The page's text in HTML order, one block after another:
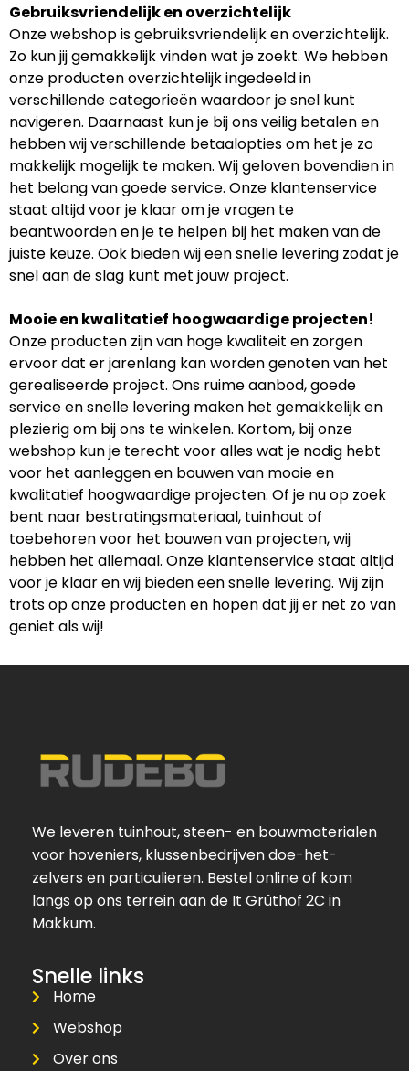
Gebruiksvriendelijk en overzichtelijk
Onze webshop is gebruiksvriendelijk en overzichtelijk.
Zo kun jij gemakkelijk vinden wat je zoekt. We hebben
onze producten overzichtelijk ingedeeld in
verschillende categorieën waardoor je snel kunt
navigeren. Daarnaast kun je bij ons veilig betalen en
hebben wij verschillende betaalopties om het je zo
makkelijk mogelijk te maken. Wij geloven bovendien in
het belang van goede service. Onze klantenservice
staat altijd voor je klaar om je vragen te
beantwoorden en je te helpen bij het maken van de
juiste keuze. Ook bieden wij een snelle levering zodat je
snel aan de slag kunt met jouw project.
Mooie en kwalitatief hoogwaardige projecten!
Onze producten zijn van hoge kwaliteit en zorgen
ervoor dat er jarenlang kan worden genoten van het
gerealiseerde project. Ons ruime aanbod, goede
service en snelle levering maken het gemakkelijk en
plezierig om bij ons te winkelen. Kortom, bij onze
webshop kun je terecht voor alles wat je nodig hebt
voor het aanleggen en bouwen van mooie en
kwalitatief hoogwaardige projecten. Of je nu op zoek
bent naar bestratingsmateriaal, tuinhout of
toebehoren voor het bouwen van projecten, wij
hebben het allemaal. Onze klantenservice staat altijd
voor je klaar en wij bieden een snelle levering. Wij zijn
trots op onze producten en hopen dat jij er net zo van
geniet als wij!
We leveren tuinhout, steen- en bouwmaterialen
voor hoveniers, klussenbedrijven doe-het-
zelvers en particulieren. Bestel online of kom
langs op ons terrein aan de It Grûthof 2C in
Makkum.
Snelle links
Home
Webshop
Over ons